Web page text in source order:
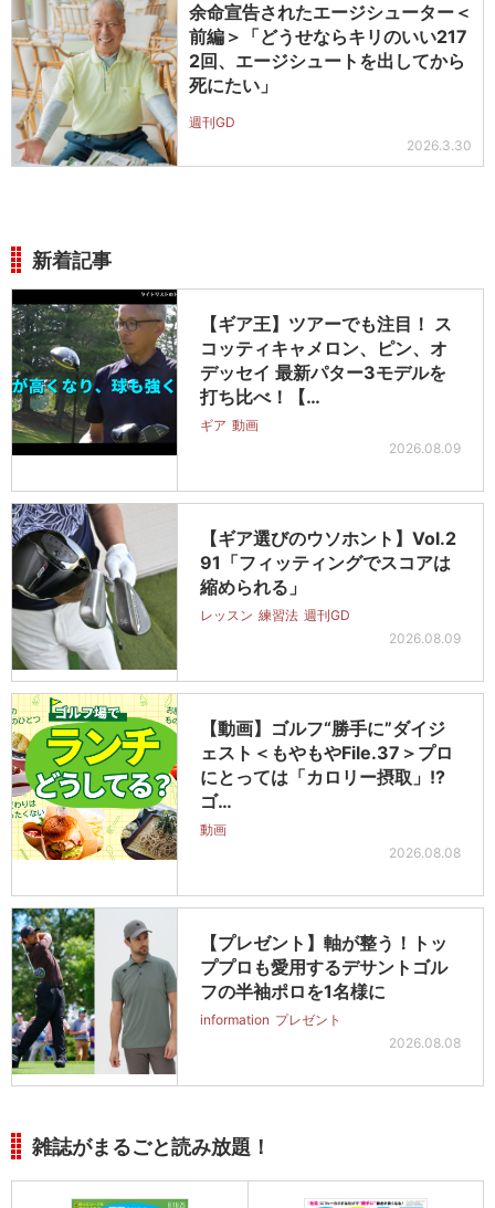
余命宣告されたエージシューター＜
前編＞「どうせならキリのいい217
2回、エージシュートを出してから
死にたい」
週刊GD
2026.3.30
新着記事
【ギア王】ツアーでも注目！ ス
コッティキャメロン、ピン、オ
デッセイ 最新パター3モデルを
打ち比べ！【…
ギア 動画
2026.08.09
【ギア選びのウソホント】Vol.2
91「フィッティングでスコアは
縮められる」
レッスン 練習法 週刊GD
2026.08.09
【動画】ゴルフ“勝手に”ダイジ
ェスト＜もやもやFile.37＞プロ
にとっては「カロリー摂取」!?
ゴ…
動画
2026.08.08
【プレゼント】軸が整う！トッ
ププロも愛用するデサントゴル
フの半袖ポロを1名様に
information プレゼント
2026.08.08
雑誌がまるごと読み放題！